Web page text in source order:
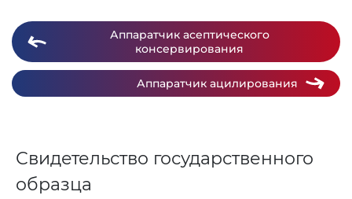
Аппаратчик асептического
консервирования
Аппаратчик ацилирования
Свидетельство государственного
образца